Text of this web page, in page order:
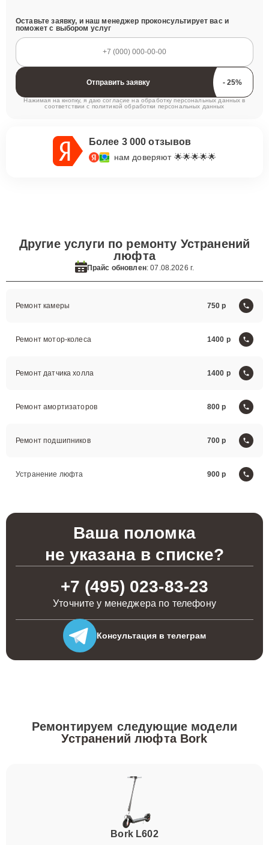
Оставьте заявку, и наш менеджер проконсультирует вас и
поможет с выбором услуг
Отправить заявку
Нажимая на кнопку, я даю согласие на обработку персональных данных в
соответствии с политикой обработки персональных данных
Более 3 000 отзывов
нам доверяют 🌟🌟🌟🌟🌟
Другие услуги по ремонту Устранений
люфта
Прайс обновлен: 07.08.2026 г.
Ремонт камеры 750
Ремонт мотор-колеса 1400
Ремонт датчика холла 1400
Ремонт амортизаторов 800
Ремонт подшипников 700
Устранение люфта 900
Ваша поломка
не указана в списке?
+7 (495) 023-83-23
Уточните у менеджера по телефону
Консультация в телеграм
Ремонтируем следующие модели
Устранений люфта Bork
Bork L602